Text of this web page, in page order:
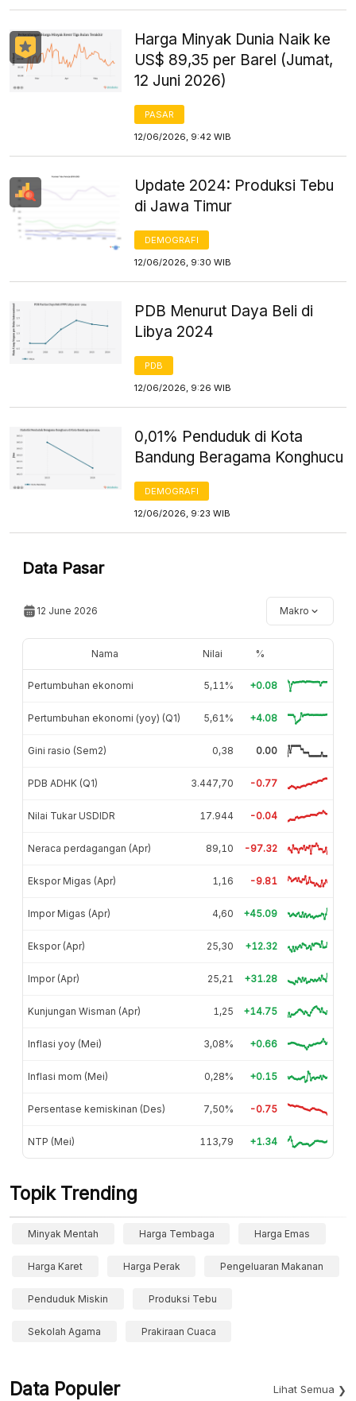
Harga Minyak Dunia Naik ke
US$ 89,35 per Barel (Jumat,
12 Juni 2026)
PASAR
12/06/2026, 9:42 WIB
Update 2024: Produksi Tebu
di Jawa Timur
DEMOGRAFI
12/06/2026, 9:30 WIB
PDB Menurut Daya Beli di
Libya 2024
PDB
12/06/2026, 9:26 WIB
0,01% Penduduk di Kota
Bandung Beragama Konghucu
DEMOGRAFI
12/06/2026, 9:23 WIB
Data Pasar
12 June 2026 Makro
Nama Nilai %
Pertumbuhan ekonomi 5,11% +0.08
Pertumbuhan ekonomi (yoy) (Q1) 5,61% +4.08
Gini rasio (Sem2) 0,38 0.00
PDB ADHK (Q1) 3.447,70 -0.77
Nilai Tukar USDIDR 17.944 -0.04
Neraca perdagangan (Apr) 89,10 -97.32
Ekspor Migas (Apr) 1,16 -9.81
Impor Migas (Apr) 4,60 +45.09
Ekspor (Apr) 25,30 +12.32
Impor (Apr) 25,21 +31.28
Kunjungan Wisman (Apr) 1,25 +14.75
Inflasi yoy (Mei) 3,08% +0.66
Inflasi mom (Mei) 0,28% +0.15
Persentase kemiskinan (Des) 7,50% -0.75
NTP (Mei) 113,79 +1.34
Topik Trending
Minyak Mentah Harga Tembaga Harga Emas
Harga Karet Harga Perak Pengeluaran Makanan
Penduduk Miskin Produksi Tebu
Sekolah Agama Prakiraan Cuaca
Data Populer Lihat Semua